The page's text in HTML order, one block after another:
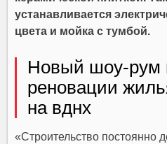
устанавливается
цвета и мойка с тумбой.
Новый шоу-рум
реновации
на вднх
«Строительство постоянно